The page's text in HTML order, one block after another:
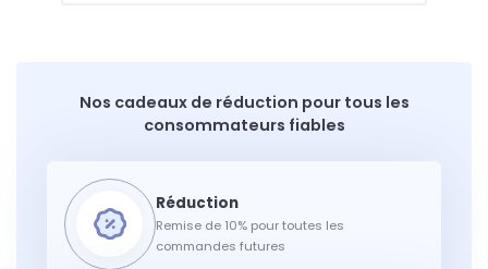
Nos cadeaux de réduction pour tous les
consommateurs fiables
Remise de 10% pour toutes les
commandes futures